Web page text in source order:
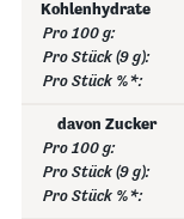
Kohlenhydrate
davon Zucker